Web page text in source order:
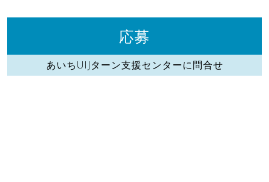
応募
あいちUIJターン支援センターに問合せ